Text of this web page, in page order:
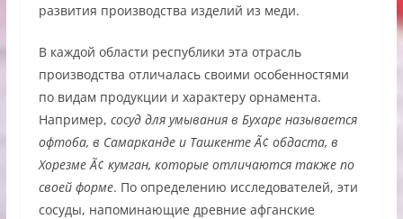
развития производства изделий из меди.
В каждой области республики эта отрасль
производства отличалась своими особенностями
по видам продукции и характеру орнамента.
Например, сосуд для умывания в Бухаре называется
офтоба, в Самарканде и Ташкенте Ã¢ обдаста, в
Хорезме Ã¢ кумган, которые отличаются также по
своей форме. По определению исследователей, эти
сосуды, напоминающие древние афганские